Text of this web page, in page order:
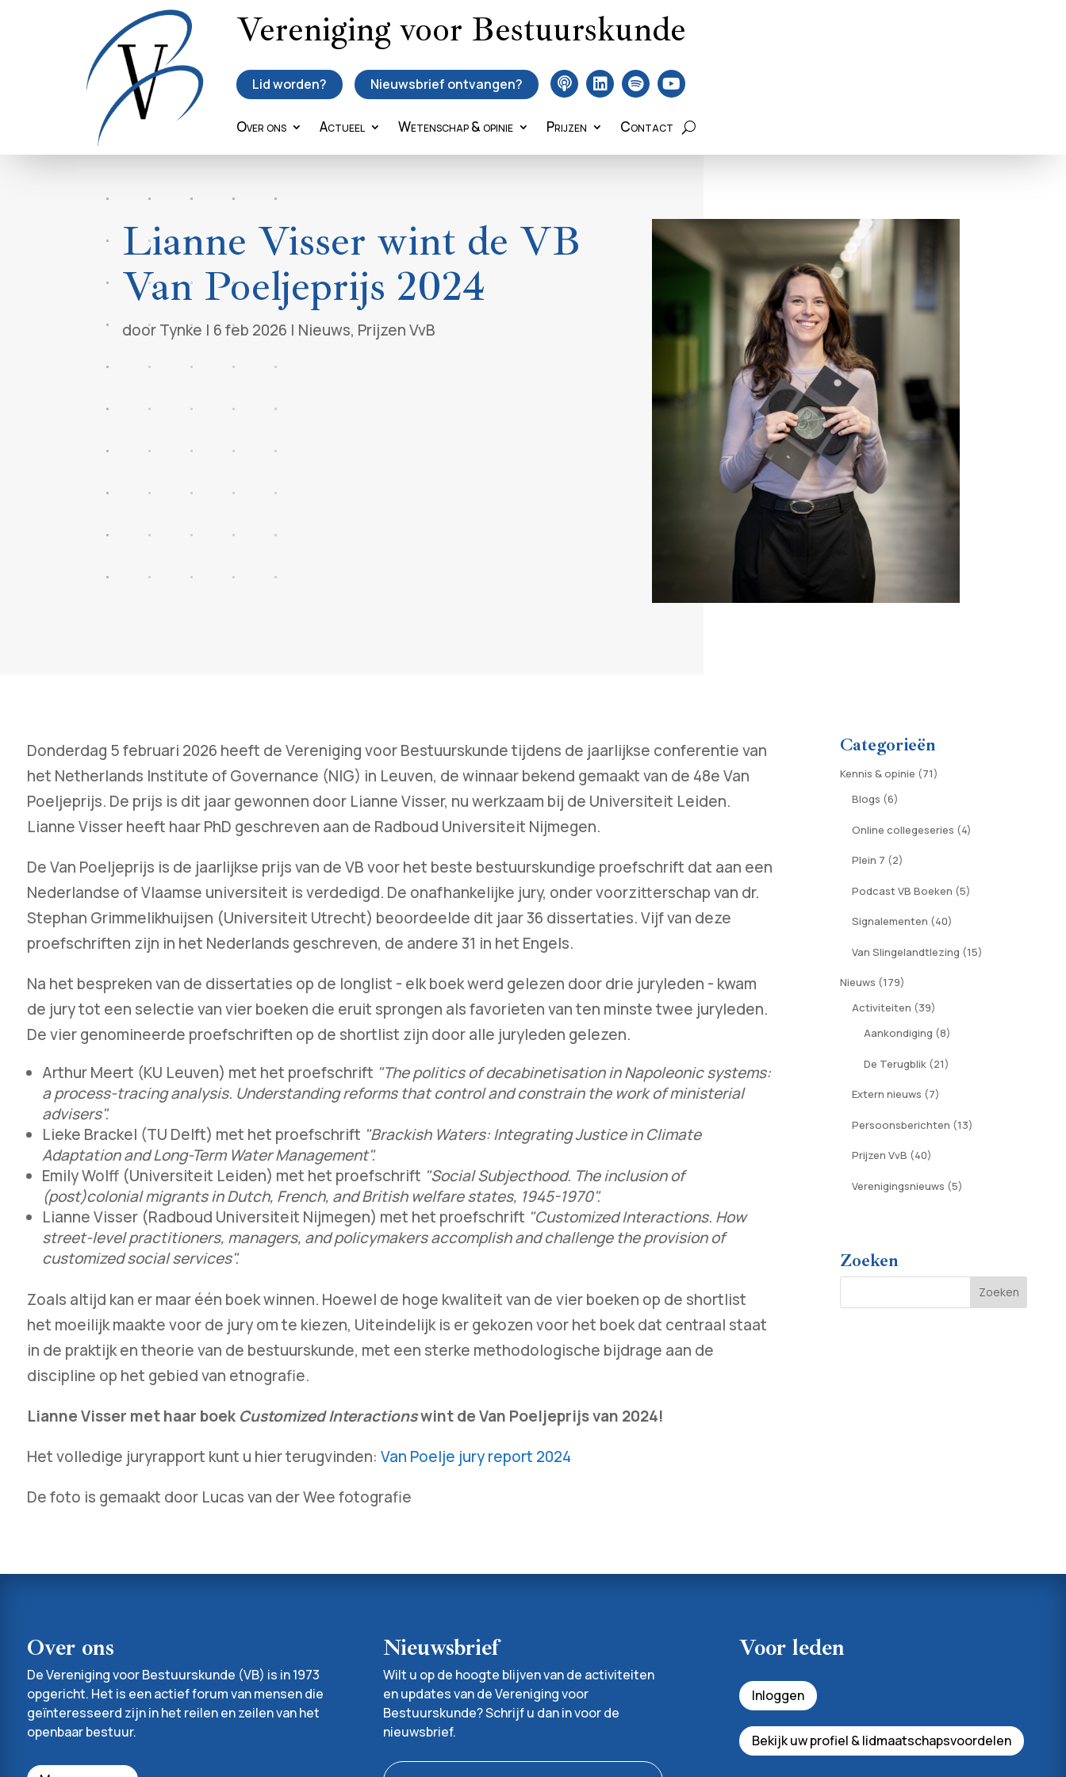
Vereniging voor Bestuurskunde
Lid worden? Nieuwsbrief ontvangen?
Over ons Actueel Wetenschap & opinie Prijzen Contact
Lianne Visser wint de VB
Van Poeljeprijs 2024
doorTynke | 6 feb 2026 | Nieuws, Prijzen VvB
Donderdag 5 februari 2026 heeft de Vereniging voor Bestuurskunde tijdens de jaarlijkse conferentie van
het Netherlands Institute of Governance (NIG) in Leuven, de winnaar bekend gemaakt van de 48e Van
Poeljeprijs. De prijs is dit jaar gewonnen door Lianne Visser, nu werkzaam bij de Universiteit Leiden.
Lianne Visser heeft haar PhD geschreven aan de Radboud Universiteit Nijmegen.
De Van Poeljeprijs is de jaarlijkse prijs van de VB voor het beste bestuurskundige proefschrift dat aan een
Nederlandse of Vlaamse universiteit is verdedigd. De onafhankelijke jury, onder voorzitterschap van dr.
Stephan Grimmelikhuijsen (Universiteit Utrecht) beoordeelde dit jaar 36 dissertaties. Vijf van deze
proefschriften zijn in het Nederlands geschreven, de andere 31 in het Engels.
Na het bespreken van de dissertaties op de longlist - elk boek werd gelezen door drie juryleden - kwam
de jury tot een selectie van vier boeken die eruit sprongen als favorieten van ten minste twee juryleden.
De vier genomineerde proefschriften op de shortlist zijn door alle juryleden gelezen.
Arthur Meert (KU Leuven) met het proefschrift "The politics of decabinetisation in Napoleonic systems:
a process-tracing analysis. Understanding reforms that control and constrain the work of ministerial
advisers".
Lieke Brackel (TU Delft) met het proefschrift "Brackish Waters: Integrating Justice in Climate
Adaptation and Long-Term Water Management".
Emily Wolff (Universiteit Leiden) met het proefschrift "Social Subjecthood. The inclusion of
(post)colonial migrants in Dutch, French, and British welfare states, 1945-1970".
Lianne Visser (Radboud Universiteit Nijmegen) met het proefschrift "Customized Interactions. How
street-level practitioners, managers, and policymakers accomplish and challenge the provision of
customized social services".
Zoals altijd kan er maar één boek winnen. Hoewel de hoge kwaliteit van de vier boeken op de shortlist
het moeilijk maakte voor de jury om te kiezen, Uiteindelijk is er gekozen voor het boek dat centraal staat
in de praktijk en theorie van de bestuurskunde, met een sterke methodologische bijdrage aan de
discipline op het gebied van etnografie.
Lianne Visser met haar boek Customized Interactionswint de Van Poeljeprijs van 2024!
Het volledige juryrapport kunt u hier terugvinden: Van Poelje jury report 2024
De foto is gemaakt door Lucas van der Wee fotografie
Categorieën
Kennis & opinie (71)
Blogs (6)
Online collegeseries (4)
Plein 7 (2)
Podcast VB Boeken (5)
Signalementen (40)
Van Slingelandtlezing (15)
Nieuws (179)
Activiteiten (39)
Aankondiging (8)
De Terugblik(21)
Extern nieuws (7)
Persoonsberichten (13)
Prijzen VvB (40)
Verenigingsnieuws (5)
Zoeken
Over ons
De Vereniging voor Bestuurskunde (VB) is in 1973
opgericht. Het is een actief forum van mensen die
geïnteresseerd zijn in het reilen en zeilen van het
openbaar bestuur.
Nieuwsbrief
Wilt u op de hoogte blijven van de activiteiten
en updates van de Vereniging voor
Bestuurskunde? Schrijf u dan in voor de
nieuwsbrief.
Voor leden
Inloggen
Bekijk uw profiel & lidmaatschapsvoordelen